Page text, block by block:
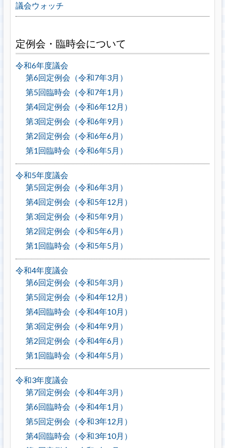
議会ウォッチ
定例会・臨時会について
令和6年度議会
第6回定例会（令和7年3月）
第5回臨時会（令和7年1月）
第4回定例会（令和6年12月）
第3回定例会（令和6年9月）
第2回定例会（令和6年6月）
第1回臨時会（令和6年5月）
令和5年度議会
第5回定例会（令和6年3月）
第4回定例会（令和5年12月）
第3回定例会（令和5年9月）
第2回定例会（令和5年6月）
第1回臨時会（令和5年5月）
令和4年度議会
第6回定例会（令和5年3月）
第5回定例会（令和4年12月）
第4回臨時会（令和4年10月）
第3回定例会（令和4年9月）
第2回定例会（令和4年6月）
第1回臨時会（令和4年5月）
令和3年度議会
第7回定例会（令和4年3月）
第6回臨時会（令和4年1月）
第5回定例会（令和3年12月）
第4回臨時会（令和3年10月）